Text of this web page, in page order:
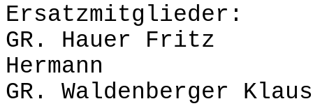
Ersatzmitglieder:
GR. Hauer
Hermann
GR.